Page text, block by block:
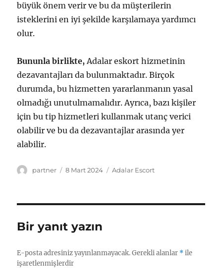
büyük önem verir ve bu da müşterilerin
isteklerini en iyi şekilde karşılamaya yardımcı
olur.
Bununla birlikte,Adalar eskort hizmetinin
dezavantajları da bulunmaktadır. Birçok
durumda, bu hizmetten yararlanmanın yasal
olmadığı unutulmamalıdır. Ayrıca, bazı kişiler
için bu tip hizmetleri kullanmak utanç verici
olabilir ve bu da dezavantajlar arasında yer
alabilir.
Yazar
partner
Yayın
8 Mart 2024 Kategoriler
Adalar Escort
Bir yanıt yazın
E-posta adresiniz yayınlanmayacak. Gerekli alanlar *ile
işaretlenmişlerdir